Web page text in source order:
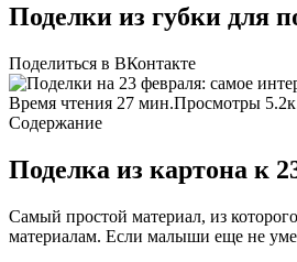
Поделки из губки для
Поделиться в ВКонтакте
Время чтения 27 мин.Просмотры
Содержание
Поделка из картона к
Самый простой материал, из
материалам. Если малыши еще не